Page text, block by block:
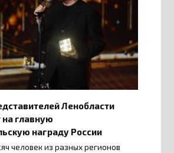
Ленобласти
главную
награду России
человек из разных регионов